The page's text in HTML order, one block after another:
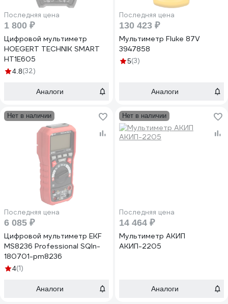
Последняя цена
1 800 ₽
Цифровой мультиметр
HOEGERT TECHNIK SMART
HT1E605
4.8(32)
Аналоги
Последняя цена
130 423 ₽
Мультиметр Fluke 87V
3947858
5(3)
Аналоги
Нет в наличии
Последняя цена
6 085 ₽
Цифровой мультиметр EKF
MS8236 Professional SQIn-
180701-pm8236
4(1)
Аналоги
Нет в наличии
Последняя цена
14 464 ₽
Мультиметр АКИП
АКИП-2205
Аналоги